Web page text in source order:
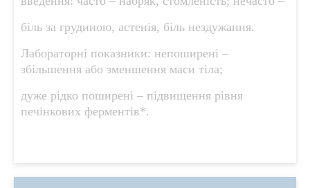
біль за грудиною, астенія, біль нездужання.
Лабораторні показники: непоширені –
збільшення або зменшення маси тіла;
дуже рідко поширені – підвищення рівня
печінкових ферментів*.